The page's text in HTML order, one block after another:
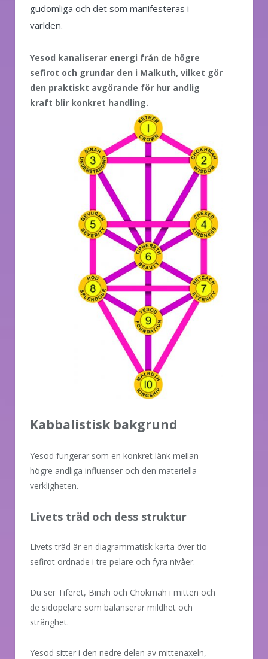
gudomliga och det som manifesteras i
världen.
Yesod kanaliserar energi från de högre
sefirot och grundar den i Malkuth, vilket gör
den praktiskt avgörande för hur andlig
kraft blir konkret handling.
Kabbalistisk bakgrund
Yesod fungerar som en konkret länk mellan
högre andliga influenser och den materiella
verkligheten.
Livets träd och dess struktur
Livets träd är en diagrammatisk karta över tio
sefirot ordnade i tre pelare och fyra nivåer.
Du ser Tiferet, Binah och Chokmah i mitten och
de sidopelare som balanserar mildhet och
stränghet.
Yesod sitter i den nedre delen av mittenaxeln,